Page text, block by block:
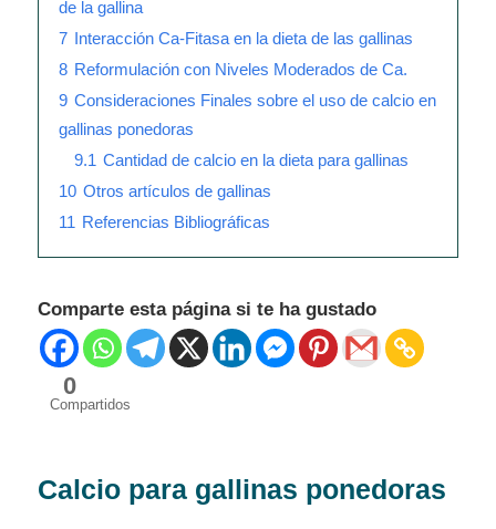
de la gallina
7 Interacción Ca-Fitasa en la dieta de las gallinas
8 Reformulación con Niveles Moderados de Ca.
9 Consideraciones Finales sobre el uso de calcio en
gallinas ponedoras
9.1 Cantidad de calcio en la dieta para gallinas
10 Otros artículos de gallinas
11 Referencias Bibliográficas
Comparte esta página si te ha gustado
0
Compartidos
Calcio para gallinas ponedoras